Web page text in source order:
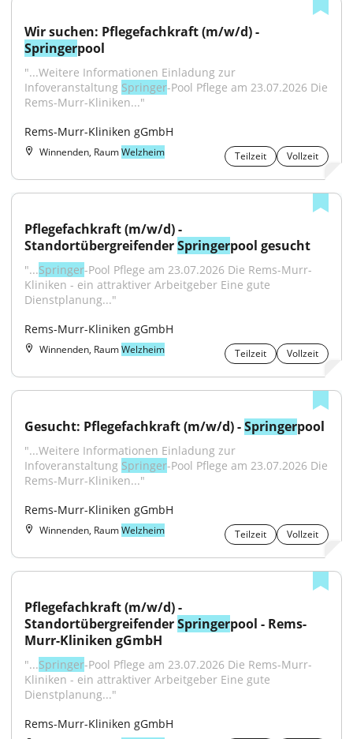
Springerpool
"...Weitere Informationen Einladung zur
Infoveranstaltung Springer-Pool Pflege am 23.07.2026 Die
Rems-Murr-Kliniken..."
Rems-Murr-Kliniken gGmbH
Winnenden, RaumWelzheim Teilzeit Vollzeit
Pflegefachkraft (m/w/d) -
Standortübergreifender Springerpool gesucht
"...Springer-Pool Pflege am 23.07.2026 Die Rems-Murr-
Kliniken - ein attraktiver Arbeitgeber Eine gute
Dienstplanung..."
Rems-Murr-Kliniken gGmbH
Winnenden, RaumWelzheim Teilzeit Vollzeit
Gesucht: Pflegefachkraft (m/w/d) - Springerpool
"...Weitere Informationen Einladung zur
Infoveranstaltung Springer-Pool Pflege am 23.07.2026 Die
Rems-Murr-Kliniken..."
Rems-Murr-Kliniken gGmbH
Winnenden, RaumWelzheim Teilzeit Vollzeit
Pflegefachkraft (m/w/d) -
Standortübergreifender Springerpool - Rems-
Murr-Kliniken gGmbH
"...Springer-Pool Pflege am 23.07.2026 Die Rems-Murr-
Kliniken - ein attraktiver Arbeitgeber Eine gute
Dienstplanung..."
Rems-Murr-Kliniken gGmbH